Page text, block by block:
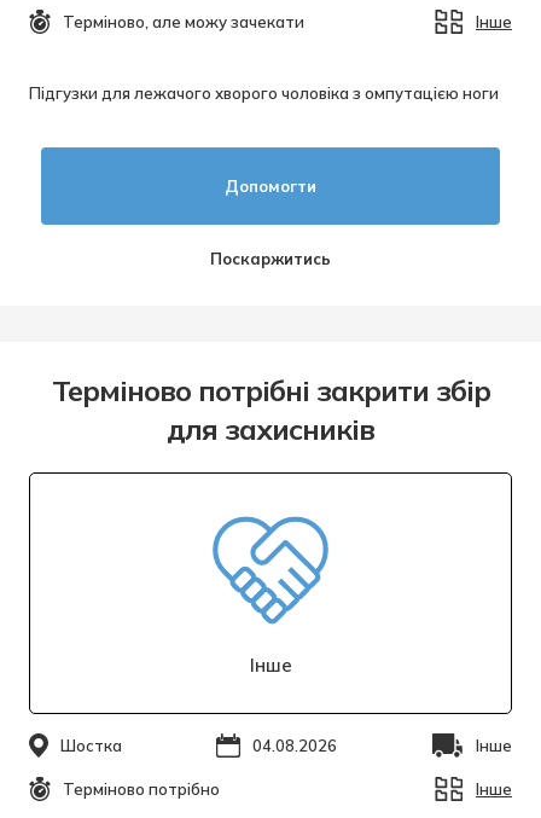
Підгузки для лежачого хворого чоловіка з омпутацією ноги
Терміново, але можу зачекати Інше
Поскаржитись
Допомогти
Терміново потрібні закрити збір
для захисників
Інше
Шостка 04.08.2026 Інше
Терміново потрібно Інше